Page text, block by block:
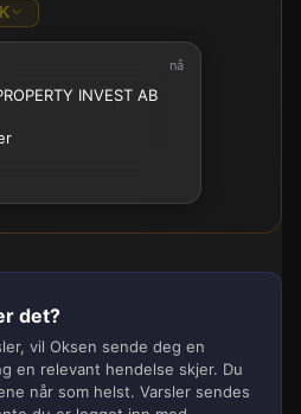
nå
INVEST AB
det?
vil Oksen sende deg en
en relevant hendelse skjer. Du
når som helst. Varsler sendes